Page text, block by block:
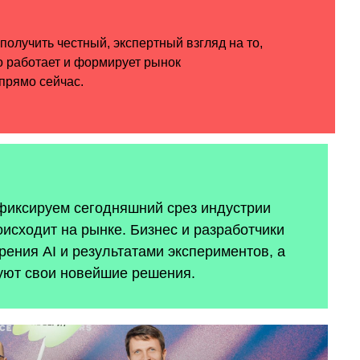
сегодняшний срез индустрии
на рынке. Бизнес и разработчики
AI и результатами экспериментов, а
свои новейшие решения.